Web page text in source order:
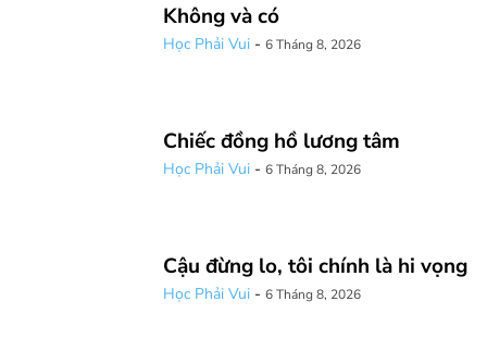
Không và có
Học Phải Vui - 6 Tháng 8, 2026
Chiếc đồng hồ lương tâm
Học Phải Vui - 6 Tháng 8, 2026
Cậu đừng lo, tôi chính là hi vọng
Học Phải Vui - 6 Tháng 8, 2026